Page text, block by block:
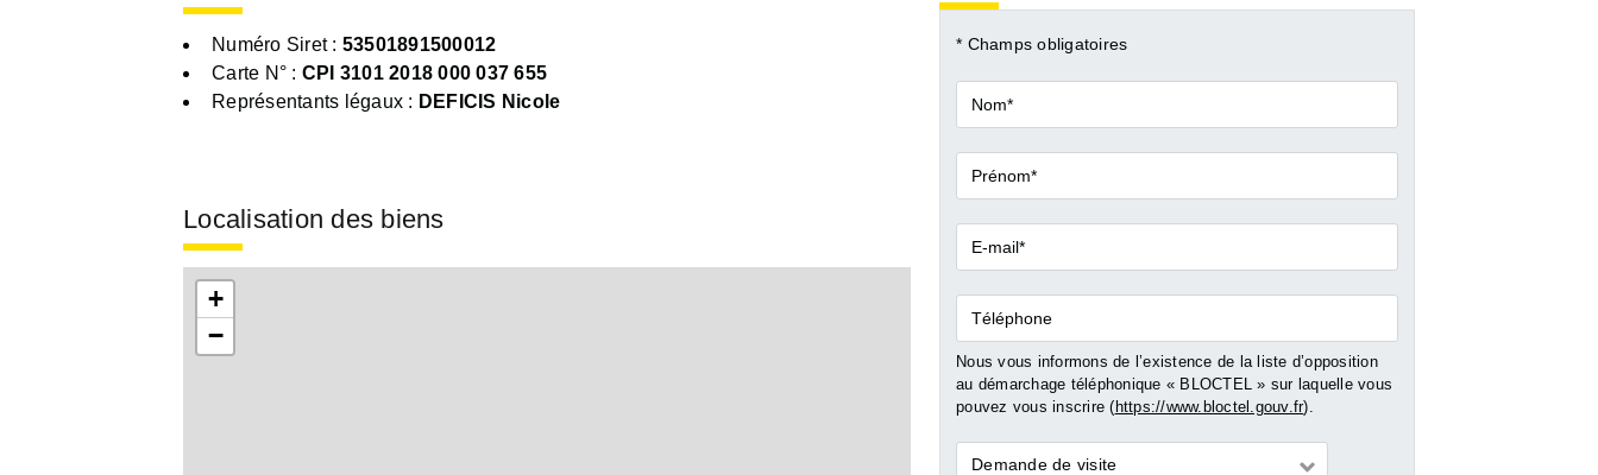
Numéro Siret : 53501891500012
Carte N° : CPI 3101 2018 000 037 655
Représentants légaux : DEFICIS Nicole
Localisation des biens
+
−
* Champs obligatoires
Nom*
Prénom*
E-
mail*
Téléphone
Nous vous informons de l’existence de la liste d’opposition
au démarchage téléphonique « BLOCTEL » sur laquelle vous
pouvez vous inscrire (https://www.bloctel.gouv.fr).
Demande
Demande de visite